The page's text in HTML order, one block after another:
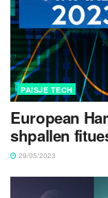
PAISJE TECH
European
shpallen
29/05/2023